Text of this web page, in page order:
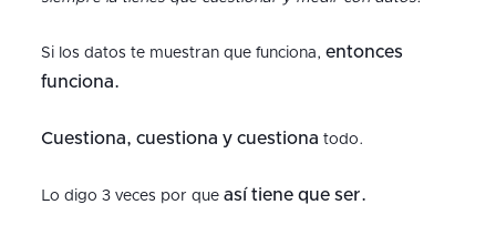
Si los datos te muestran que funciona, entonces
funciona.
Cuestiona, cuestiona y cuestiona todo.
Lo digo 3 veces por que así tiene que ser.